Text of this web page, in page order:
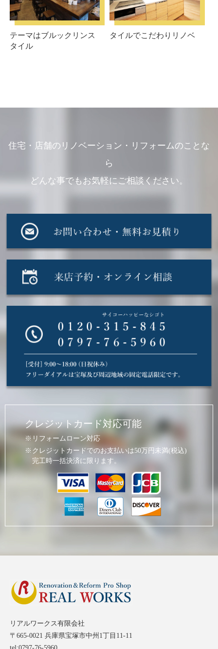
テーマはブルックリンス
タイル
タイルでこだわりリノベ
住宅・店舗のリノベーション・リフォームのことな
ら
どんな事でもお気軽にご相談ください。
クレジットカード対応可能
リフォームローン対応
クレジットカードでのお支払いは50万円未満(税込)
完工時一括決済に限ります。
リアルワークス有限会社
〒665-0021 兵庫県宝塚市中州1丁目11-11